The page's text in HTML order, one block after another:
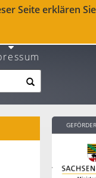
Seite erklären